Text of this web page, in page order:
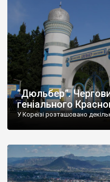
“Дюльбер”.
геніального
У Кореїзі розташовано